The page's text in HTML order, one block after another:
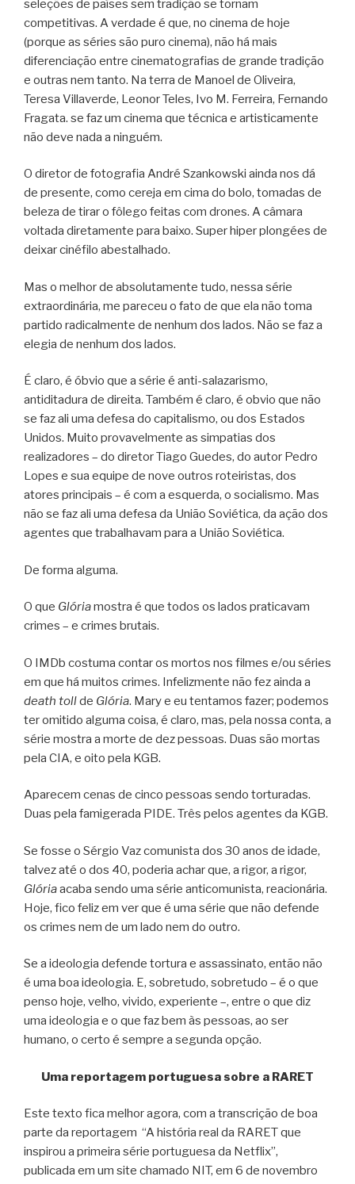
seleções de países sem tradição se tornam
competitivas. A verdade é que, no cinema de hoje
(porque as séries são puro cinema), não há mais
diferenciação entre cinematografias de grande tradição
e outras nem tanto. Na terra de Manoel de Oliveira,
Teresa Villaverde, Leonor Teles, Ivo M. Ferreira, Fernando
Fragata. se faz um cinema que técnica e artisticamente
não deve nada a ninguém.
O diretor de fotografia André Szankowski ainda nos dá
de presente, como cereja em cima do bolo, tomadas de
beleza de tirar o fôlego feitas com drones. A câmara
voltada diretamente para baixo. Super hiper plongées de
deixar cinéfilo abestalhado.
Mas o melhor de absolutamente tudo, nessa série
extraordinária, me pareceu o fato de que ela não toma
partido radicalmente de nenhum dos lados. Não se faz a
elegia de nenhum dos lados.
É claro, é óbvio que a série é anti-salazarismo,
antiditadura de direita. Também é claro, é obvio que não
se faz ali uma defesa do capitalismo, ou dos Estados
Unidos. Muito provavelmente as simpatias dos
realizadores – do diretor Tiago Guedes, do autor Pedro
Lopes e sua equipe de nove outros roteiristas, dos
atores principais – é com a esquerda, o socialismo. Mas
não se faz ali uma defesa da União Soviética, da ação dos
agentes que trabalhavam para a União Soviética.
De forma alguma.
O que Glóriamostra é que todos os lados praticavam
crimes – e crimes brutais.
O IMDb costuma contar os mortos nos filmes e/ou séries
em que há muitos crimes. Infelizmente não fez ainda a
death tollde Glória. Mary e eu tentamos fazer; podemos
ter omitido alguma coisa, é claro, mas, pela nossa conta, a
série mostra a morte de dez pessoas. Duas são mortas
pela CIA, e oito pela KGB.
Aparecem cenas de cinco pessoas sendo torturadas.
Duas pela famigerada PIDE. Três pelos agentes da KGB.
Se fosse o Sérgio Vaz comunista dos 30 anos de idade,
talvez até o dos 40, poderia achar que, a rigor, a rigor,
Glóriaacaba sendo uma série anticomunista, reacionária.
Hoje, fico feliz em ver que é uma série que não defende
os crimes nem de um lado nem do outro.
Se a ideologia defende tortura e assassinato, então não
é uma boa ideologia. E, sobretudo, sobretudo – é o que
penso hoje, velho, vivido, experiente –, entre o que diz
uma ideologia e o que faz bem às pessoas, ao ser
humano, o certo é sempre a segunda opção.
Uma reportagem portuguesa sobre a RARET
Este texto fica melhor agora, com a transcrição de boa
parte da reportagem “A história real da RARET que
inspirou a primeira série portuguesa da Netflix”,
publicada em um site chamado NIT, em 6 de novembro